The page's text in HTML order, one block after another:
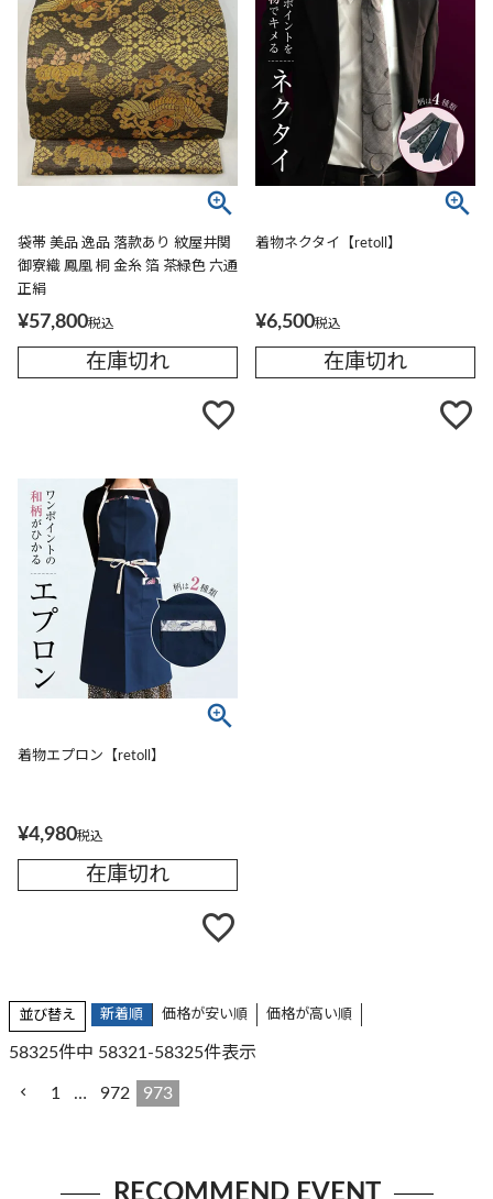
袋帯 美品 逸品 落款あり 紋屋井関
御寮織 鳳凰 桐 金糸 箔 茶緑色 六通
正絹
¥57,800税込
在庫切れ
着物ネクタイ【retoll】
¥6,500税込
在庫切れ
着物エプロン【retoll】
¥4,980税込
在庫切れ
並び替え 新着順 価格が安い順 価格が高い順
58325件中 58321-58325件表示
1 … 972 973
RECOMMEND EVENT